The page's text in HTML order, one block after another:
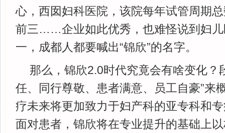
心，西囡妇科医院，该院每年试管周期
前三……企业如此优秀，也难怪说到妇儿
一，成都人都要喊出“锦欣”的名字。
那么，锦欣2.0时代究竟会有啥变化？
任、同行尊敬、患者满意、员工自豪”来
疗未来将更加致力于妇产科的亚专科和
面对患者，锦欣将在专业提升的基础上